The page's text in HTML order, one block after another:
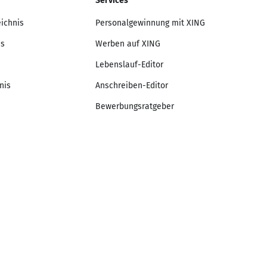
Personalgewinnung mit XING
Werben auf XING
Lebenslauf-Editor
Anschreiben-Editor
Bewerbungsratgeber